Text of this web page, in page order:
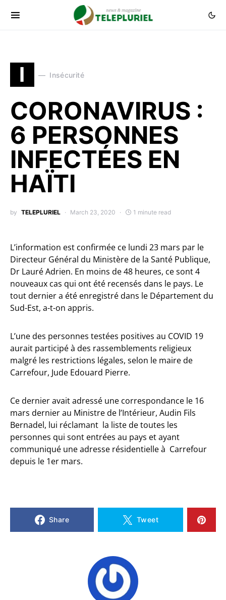
I Insécurité
CORONAVIRUS :
6 PERSONNES
INFECTÉES EN
HAÏTI
by TELEPLURIEL March 23, 2020 1 minute read
L’information est confirmée ce lundi 23 mars par le
Directeur Général du Ministère de la Santé Publique,
Dr Lauré Adrien. En moins de 48 heures, ce sont 4
nouveaux cas qui ont été recensés dans le pays. Le
tout dernier a été enregistré dans le Département du
Sud-Est, a-t-on appris.
L’une des personnes testées positives au COVID 19
aurait participé à des rassemblements religieux
malgré les restrictions légales, selon le maire de
Carrefour, Jude Edouard Pierre.
Ce dernier avait adressé une correspondance le 16
mars dernier au Ministre de l’Intérieur, Audin Fils
Bernadel, lui réclamant la liste de toutes les
personnes qui sont entrées au pays et ayant
communiqué une adresse résidentielle à Carrefour
depuis le 1er mars.
Share Tweet